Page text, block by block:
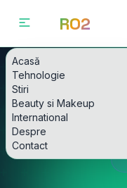
Acasă
Tehnologie
Stiri
Beauty si Makeup
International
Despre
Contact
RO2